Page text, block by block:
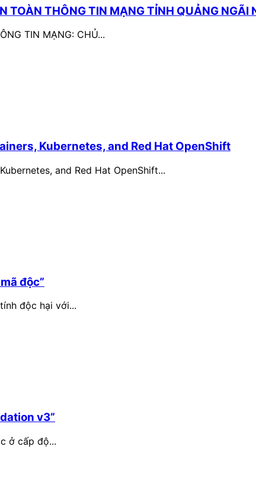
TOÀN THÔNG TIN MẠNG TỈNH QUẢNG NGÃI
TIN MẠNG: CHỦ...
Kubernetes, and Red Hat OpenShift
and Red Hat OpenShift...
độc”
độc hại với...
v3”
ở cấp độ...